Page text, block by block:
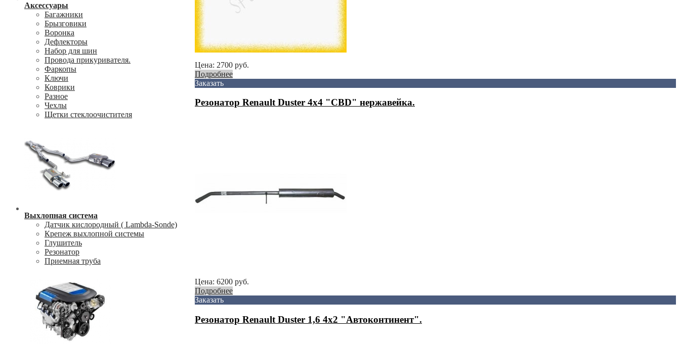
Аксессуары
Багажники
Брызговики
Воронка
Дефлекторы
Набор для шин
Провода прикуривателя.
Фаркопы
Ключи
Коврики
Разное
Чехлы
Щетки стеклоочистителя
Выхлопная система
Датчик кислородный ( Lambda-Sonde)
Крепеж выхлопной системы
Глушитель
Резонатор
Приемная труба
Цена: 2700 руб.
Подробнее
Заказать
Резонатор Renault Duster 4x4 "CBD" нержавейка.
Цена: 6200 руб.
Подробнее
Заказать
Резонатор Renault Duster 1,6 4x2 "Автоконтинент".